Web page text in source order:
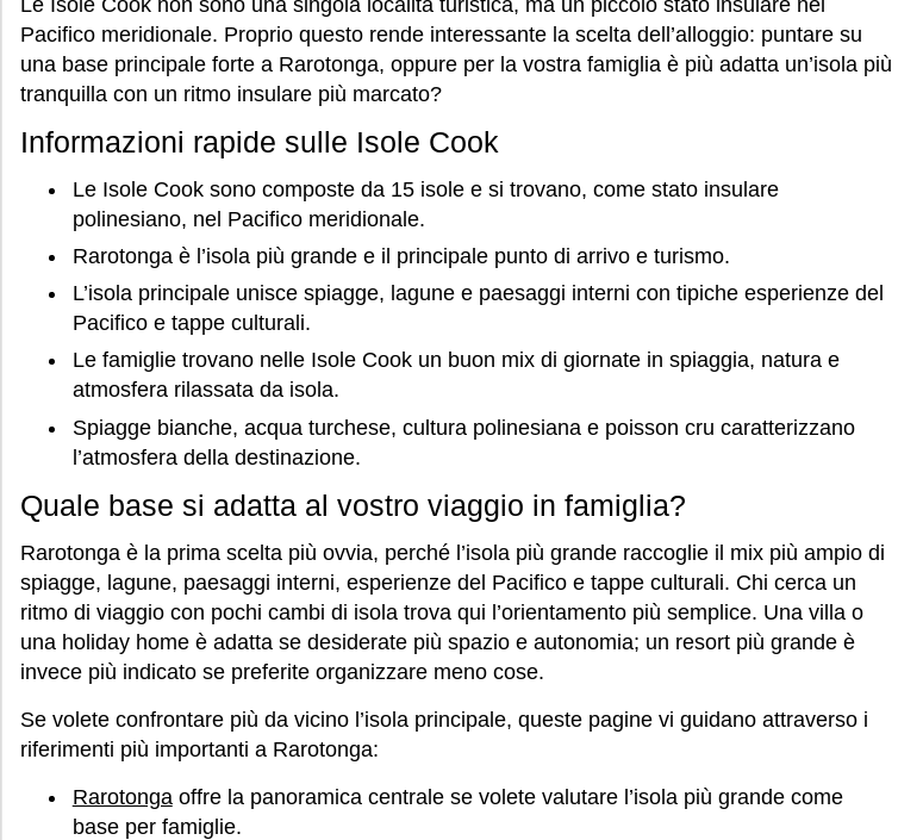
Le Isole Cook non sono una singola località turistica, ma un piccolo stato insulare nel
Pacifico meridionale. Proprio questo rende interessante la scelta dell’alloggio: puntare su
una base principale forte a Rarotonga, oppure per la vostra famiglia è più adatta un’isola più
tranquilla con un ritmo insulare più marcato?
Informazioni rapide sulle Isole Cook
Le Isole Cook sono composte da 15 isole e si trovano, come stato insulare
polinesiano, nel Pacifico meridionale.
Rarotonga è l’isola più grande e il principale punto di arrivo e turismo.
L’isola principale unisce spiagge, lagune e paesaggi interni con tipiche esperienze del
Pacifico e tappe culturali.
Le famiglie trovano nelle Isole Cook un buon mix di giornate in spiaggia, natura e
atmosfera rilassata da isola.
Spiagge bianche, acqua turchese, cultura polinesiana e poisson cru caratterizzano
l’atmosfera della destinazione.
Quale base si adatta al vostro viaggio in famiglia?
Rarotonga è la prima scelta più ovvia, perché l’isola più grande raccoglie il mix più ampio di
spiagge, lagune, paesaggi interni, esperienze del Pacifico e tappe culturali. Chi cerca un
ritmo di viaggio con pochi cambi di isola trova qui l’orientamento più semplice. Una villa o
una holiday home è adatta se desiderate più spazio e autonomia; un resort più grande è
invece più indicato se preferite organizzare meno cose.
Se volete confrontare più da vicino l’isola principale, queste pagine vi guidano attraverso i
riferimenti più importanti a Rarotonga:
Rarotongaoffre la panoramica centrale se volete valutare l’isola più grande come
base per famiglie.